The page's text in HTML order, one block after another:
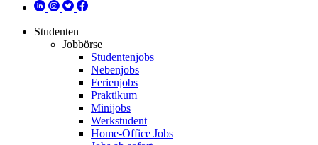
Studenten
Jobbörse
Studentenjobs
Nebenjobs
Ferienjobs
Praktikum
Minijobs
Werkstudent
Home-Office Jobs